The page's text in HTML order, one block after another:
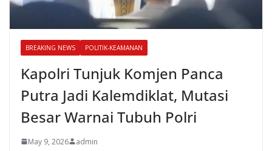
BREAKING NEWS POLITIK-KEAMANAN
Kapolri Tunjuk Komjen Panca
Putra Jadi Kalemdiklat, Mutasi
Besar Warnai Tubuh Polri
May 9, 2026 admin